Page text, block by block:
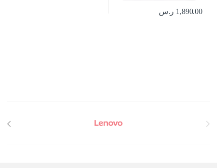
1,890.00 ر.س